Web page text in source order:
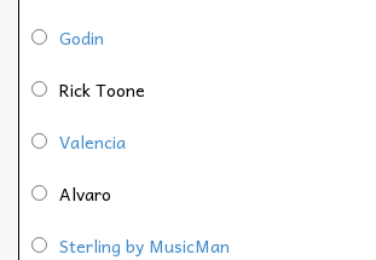
Godin
Rick Toone
Valencia
Alvaro
Sterling by MusicMan